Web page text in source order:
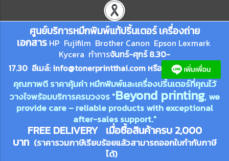
ศูนย์บริการหมึกพิมพ์แท้ปริ้นเตอร์ เครื่องถ่าย
เอกสาร HP Fujifilm Brother Canon Epson Lexmark
Kycera ทำการจันทร์-ศุกร์ 8.30-
17.30 อีเมล์:info@tonerprintthai.com หรือ
คุณภาพดี ราคาคุ้มค่า หมึกพิมพ์และเครื่องปริ้นเตอร์ที่คุณไว้
วางใจพร้อมบริการครบวงจร "Beyond printing, we
provide care – reliable products with exceptional
after-sales support."
FREE DELIVERY เมื่อซื้อสินค้าครบ 2,000
บาท (ราคารวมภาษีเรียบร้อยแล้วสามารถออกใบกำกับภาษี
ได้)